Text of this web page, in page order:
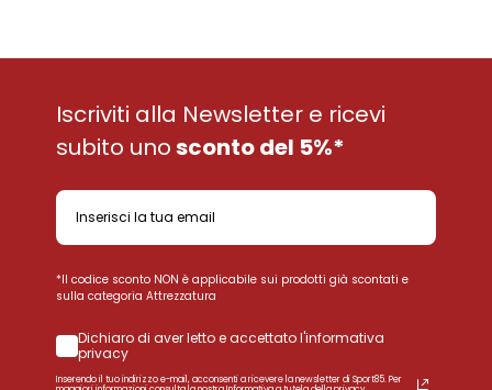
Iscriviti alla Newsletter e ricevi
subito unosconto del 5%*
*Il codice sconto NON è applicabile sui prodotti già scontati e
sulla categoria Attrezzatura
Dichiaro di aver letto e accettato l'informativa
privacy
Inserendo il tuo indirizzo e-mail, acconsenti a ricevere la newsletter di Sport85. Per